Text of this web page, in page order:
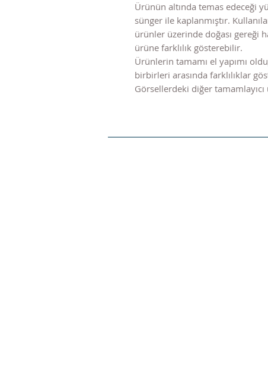
Ürünün altında temas edeceği
sünger ile kaplanmıştır.
ürünler üzerinde doğası gereği
ürüne farklılık gösterebilir.
Ürünlerin tamamı el yapımı
birbirleri arasında farklılıklar
Görsellerdeki diğer